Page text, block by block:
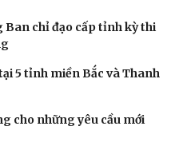
Ban chỉ đạo cấp tỉnh kỳ thi
5 tỉnh miền Bắc và Thanh
cho những yêu cầu mới